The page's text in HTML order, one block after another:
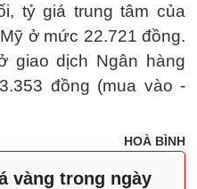
tỷ giá trung tâm của
ở mức 22.721 đồng.
giao dịch Ngân hàng
đồng (mua vào -
HOÀ BÌNH
vàng trong ngày